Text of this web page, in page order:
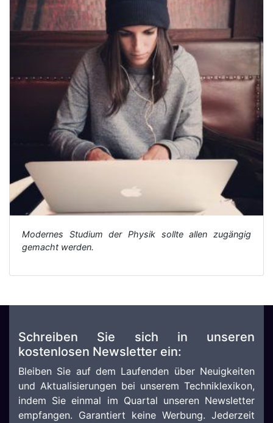
Modernes Studium der Physik sollte allen zugängig
gemacht werden.
Schreiben Sie sich in unseren
kostenlosen Newsletter ein:
Bleiben Sie auf dem Laufenden über Neuigkeiten
und Aktualisierungen bei unserem Techniklexikon,
indem Sie einmal im Quartal unseren Newsletter
empfangen. Garantiert keine Werbung. Jederzeit